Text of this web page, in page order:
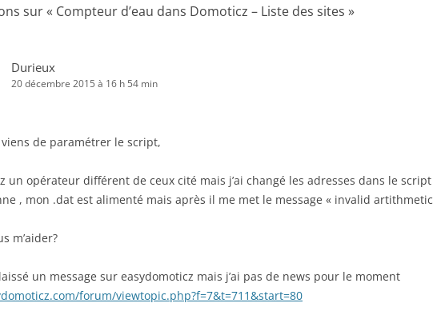
sur « Compteur d’eau dans Domoticz – Liste des sites »
Durieux
20 décembre 2015 à 16 h 54 min
de paramétrer le script,
un opérateur différent de ceux cité mais j’ai changé les adresses dans le script
, mon .dat est alimenté mais après il me met le message « invalid artithmetic
m’aider?
un message sur easydomoticz mais j’ai pas de news pour le moment
forum/viewtopic.php?f=7&t=711&start=80